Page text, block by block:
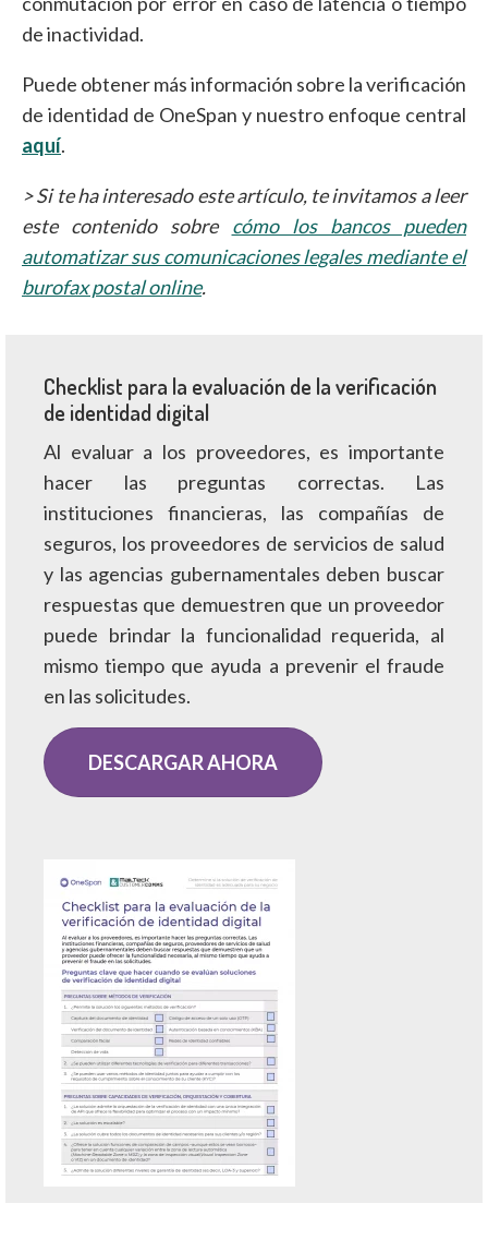
de inactividad.
Puede obtener más información sobre la verificación
de identidad de OneSpan y nuestro enfoque central
aquí.
> Si te ha interesado este artículo, te invitamos a leer
este contenido sobre cómo los bancos pueden
automatizar sus comunicaciones legales mediante el
burofax postal online.
Checklist para la evaluación de la verificación
de identidad digital
Al evaluar a los proveedores, es importante
hacer las preguntas correctas. Las
instituciones financieras, las compañías de
seguros, los proveedores de servicios de salud
y las agencias gubernamentales deben buscar
respuestas que demuestren que un proveedor
puede brindar la funcionalidad requerida, al
mismo tiempo que ayuda a prevenir el fraude
en las solicitudes.
DESCARGAR AHORA